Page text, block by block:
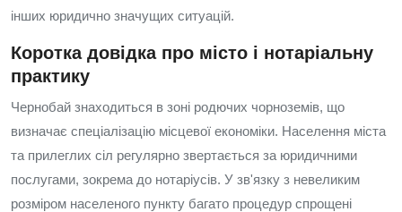
інших юридично значущих ситуацій.
Коротка довідка про місто і нотаріальну
практику
Чернобай знаходиться в зоні родючих чорноземів, що
визначає спеціалізацію місцевої економіки. Населення міста
та прилеглих сіл регулярно звертається за юридичними
послугами, зокрема до нотаріусів. У зв'язку з невеликим
розміром населеного пункту багато процедур спрощені